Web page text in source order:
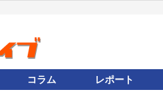
コラム レポート